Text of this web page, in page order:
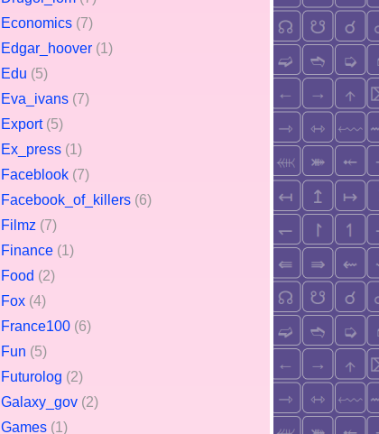
Economics (7)
Edgar_hoover (1)
Edu (5)
Eva_ivans (7)
Export (5)
Ex_press (1)
Faceblook (7)
Facebook_of_killers (6)
Filmz (7)
Finance (1)
Food (2)
Fox (4)
France100 (6)
Fun (5)
Futurolog (2)
Galaxy_gov (2)
Games (1)